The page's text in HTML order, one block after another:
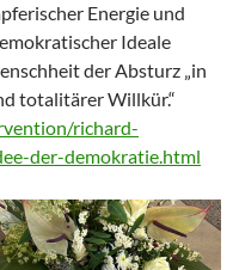
Energie und
Ideale
der Absturz „in
totalitärer Willkür.“
richard-
der-demokratie.html